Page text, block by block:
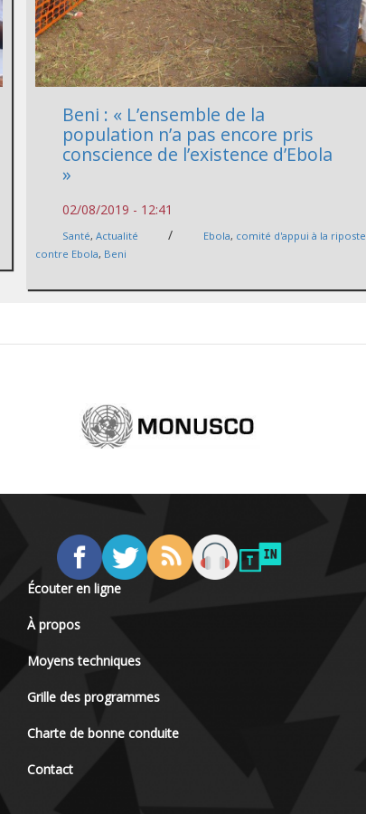
Beni : « L’ensemble de la
population n’a pas encore pris
conscience de l’existence d’Ebola
»
02/08/2019 - 12:41
Santé,Actualité / Ebola, comité d'appui à la riposte
contre Ebola, Beni
Écouter en ligne
À propos
Moyens techniques
Grille des programmes
Charte de bonne conduite
Contact